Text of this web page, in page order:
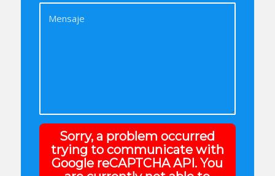
Sorry, a problem occurred
trying to communicate with
Google reCAPTCHA API. You